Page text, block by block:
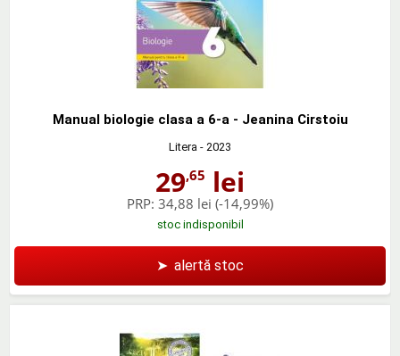
Manual biologie clasa a 6-a - Jeanina Cirstoiu
Litera - 2023
29,65 lei
PRP: 34,88 lei (-14,99%)
stoc indisponibil
➤ alertă stoc